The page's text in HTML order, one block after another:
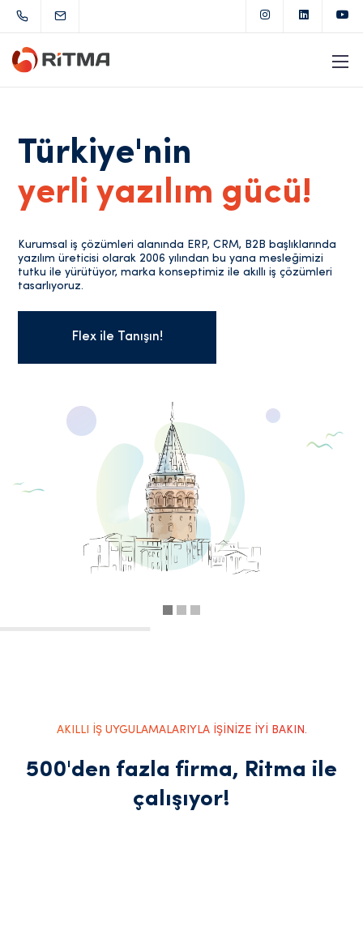
Türkiye'nin
yerli yazılım gücü!
Kurumsal iş çözümleri alanında ERP, CRM, B2B başlıklarında
yazılım üreticisi olarak 2006 yılından bu yana mesleğimizi
tutku ile yürütüyor, marka konseptimiz ile akıllı iş çözümleri
tasarlıyoruz.
Flex ile Tanışın!
AKILLI İŞ UYGULAMALARIYLA İŞİNİZE İYİ BAKIN.
500'den fazla firma, Ritma ile
çalışıyor!